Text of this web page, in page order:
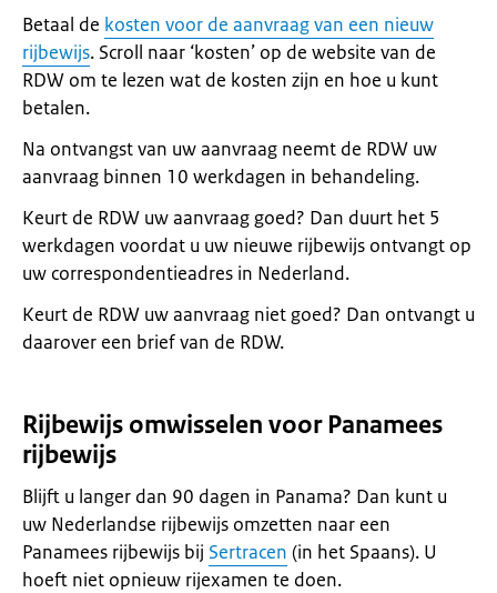
Betaal de kosten voor de aanvraag van een nieuw
rijbewijs. Scroll naar ‘kosten’ op de website van de
RDW om te lezen wat de kosten zijn en hoe u kunt
betalen.
Na ontvangst van uw aanvraag neemt de RDW uw
aanvraag binnen 10 werkdagen in behandeling.
Keurt de RDW uw aanvraag goed? Dan duurt het 5
werkdagen voordat u uw nieuwe rijbewijs ontvangt op
uw correspondentieadres in Nederland.
Keurt de RDW uw aanvraag niet goed? Dan ontvangt u
daarover een brief van de RDW.
Rijbewijs omwisselen voor Panamees
rijbewijs
Blijft u langer dan 90 dagen in Panama? Dan kunt u
uw Nederlandse rijbewijs omzetten naar een
Panamees rijbewijs bij Sertracen (in het Spaans). U
hoeft niet opnieuw rijexamen te doen.